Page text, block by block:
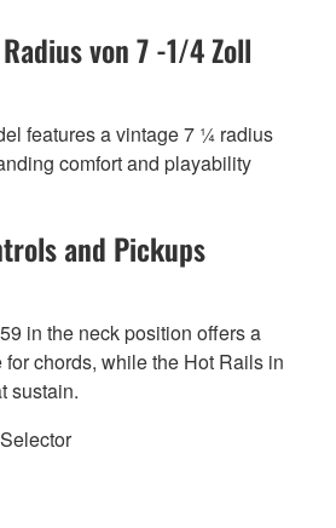
von 7 -1/4 Zoll
features a vintage 7 ¼ radius
comfort and playability
and Pickups
in the neck position offers a
chords, while the Hot Rails in
sustain.